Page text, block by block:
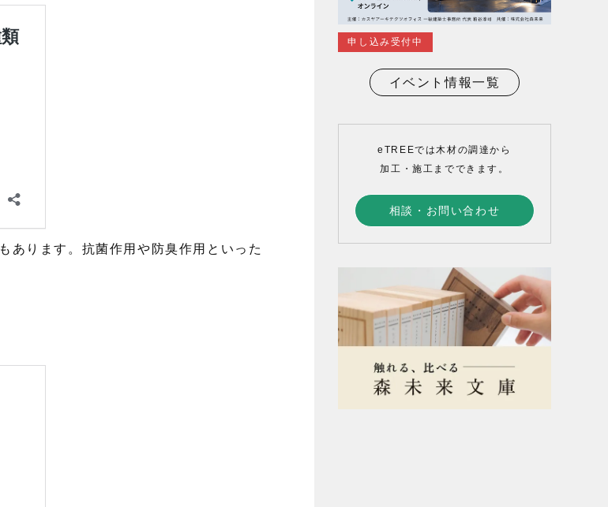
もあります。抗菌作用や防臭作用といった
申し込み受付中
イベント情報一覧
eTREEでは木材の調達から
加工・施工までできます。
相談・お問い合わせ